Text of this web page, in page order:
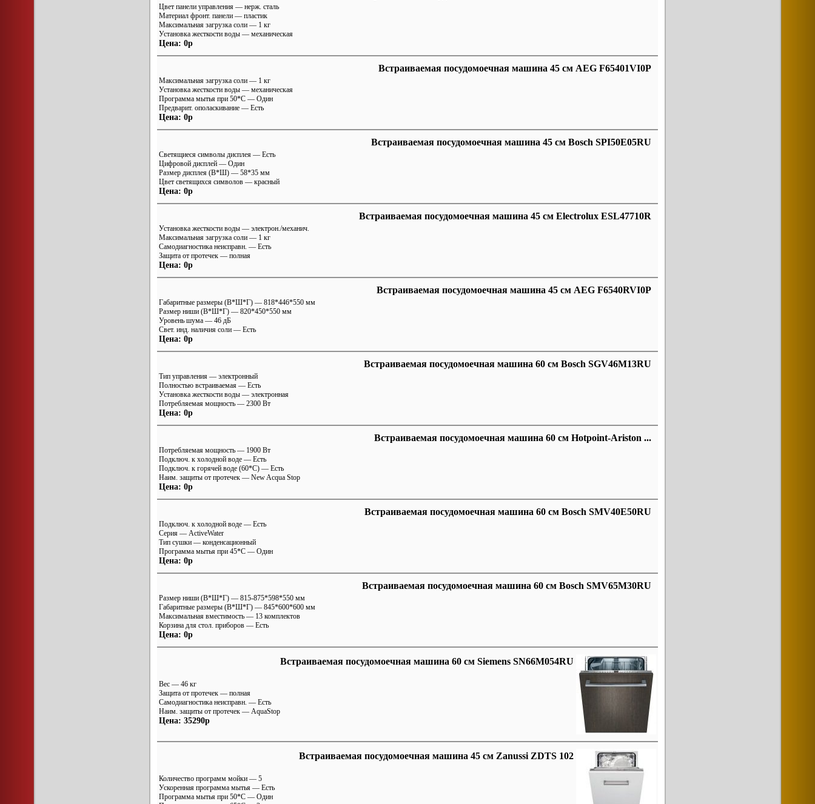
Цвет панели управления — нерж. сталь
Материал фронт. панели — пластик
Максимальная загрузка соли — 1 кг
Установка жесткости воды — механическая
Цена: 0р
Встраиваемая посудомоечная машина 45 см AEG F65401VI0P
Максимальная загрузка соли — 1 кг
Установка жесткости воды — механическая
Программа мытья при 50*С — Один
Предварит. ополаскивание — Есть
Цена: 0р
Встраиваемая посудомоечная машина 45 см Bosch SPI50E05RU
Светящиеся символы дисплея — Есть
Цифровой дисплей — Один
Размер дисплея (В*Ш) — 58*35 мм
Цвет светящихся символов — красный
Цена: 0р
Встраиваемая посудомоечная машина 45 см Electrolux ESL47710R
Установка жесткости воды — электрон./механич.
Максимальная загрузка соли — 1 кг
Самодиагностика неисправн. — Есть
Защита от протечек — полная
Цена: 0р
Встраиваемая посудомоечная машина 45 см AEG F6540RVI0P
Габаритные размеры (В*Ш*Г) — 818*446*550 мм
Размер ниши (В*Ш*Г) — 820*450*550 мм
Уровень шума — 46 дБ
Свет. инд. наличия соли — Есть
Цена: 0р
Встраиваемая посудомоечная машина 60 см Bosch SGV46M13RU
Тип управления — электронный
Полностью встраиваемая — Есть
Установка жесткости воды — электронная
Потребляемая мощность — 2300 Вт
Цена: 0р
Встраиваемая посудомоечная машина 60 см Hotpoint-Ariston ...
Потребляемая мощность — 1900 Вт
Подключ. к холодной воде — Есть
Подключ. к горячей воде (60*С) — Есть
Наим. защиты от протечек — New Acqua Stop
Цена: 0р
Встраиваемая посудомоечная машина 60 см Bosch SMV40E50RU
Подключ. к холодной воде — Есть
Серия — ActiveWater
Тип сушки — конденсационный
Программа мытья при 45*С — Один
Цена: 0р
Встраиваемая посудомоечная машина 60 см Bosch SMV65M30RU
Размер ниши (В*Ш*Г) — 815-875*598*550 мм
Габаритные размеры (В*Ш*Г) — 845*600*600 мм
Максимальная вместимость — 13 комплектов
Корзина для стол. приборов — Есть
Цена: 0р
Встраиваемая посудомоечная машина 60 см Siemens SN66M054RU
Вес — 46 кг
Защита от протечек — полная
Самодиагностика неисправн. — Есть
Наим. защиты от протечек — AquaStop
Цена: 35290р
Встраиваемая посудомоечная машина 45 см Zanussi ZDTS 102
Количество программ мойки — 5
Ускоренная программа мытья — Есть
Программа мытья при 50*С — Один